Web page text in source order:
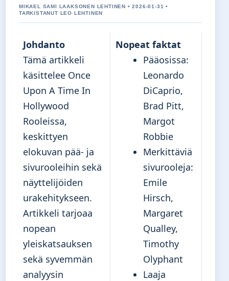
MIKAEL SAMI LAAKSONEN LEHTINEN • 2026-01-31 •
TARKISTANUT LEO LEHTINEN
Johdanto
Tämä artikkeli
käsittelee Once
Upon A Time In
Hollywood
Rooleissa,
keskittyen
elokuvan pää- ja
sivurooleihin sekä
näyttelijöiden
urakehitykseen.
Artikkeli tarjoaa
nopean
yleiskatsauksen
sekä syvemmän
analyysin
Nopeat faktat
Pääosissa:
Leonardo
DiCaprio,
Brad Pitt,
Margot
Robbie
Merkittäviä
sivurooleja:
Emile
Hirsch,
Margaret
Qualley,
Timothy
Olyphant
Laaja